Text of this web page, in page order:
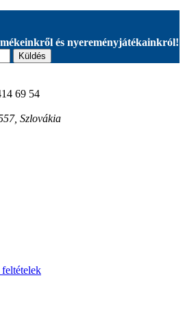
és nyereményjátékainkról!
Küldés
69 54
Szlovákia